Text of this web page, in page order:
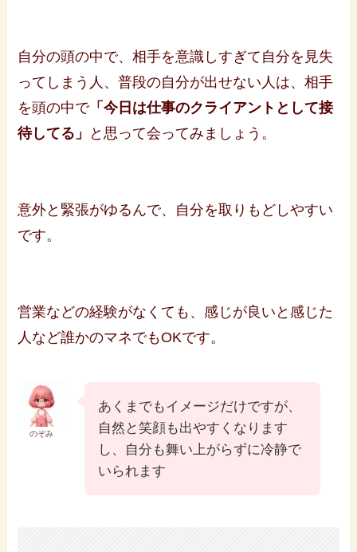
自分の頭の中で、相手を意識しすぎて自分を見失
ってしまう人、普段の自分が出せない人は、相手
を頭の中で「今日は仕事のクライアントとして接
待してる」
と思って会ってみましょう。
意外と緊張がゆるんで、自分を取りもどしやすい
です。
営業などの経験がなくても、感じが良いと感じた
人など誰かのマネでもOKです。
のぞみ
あくまでもイメージだけですが、
自然と笑顔も出やすくなります
し、自分も舞い上がらずに冷静で
いられます